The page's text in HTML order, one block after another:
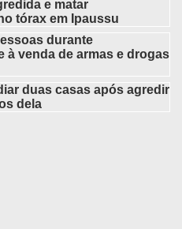
e matar
tórax em Ipaussu
durante
à venda de armas e drogas
duas casas após agredir
dela